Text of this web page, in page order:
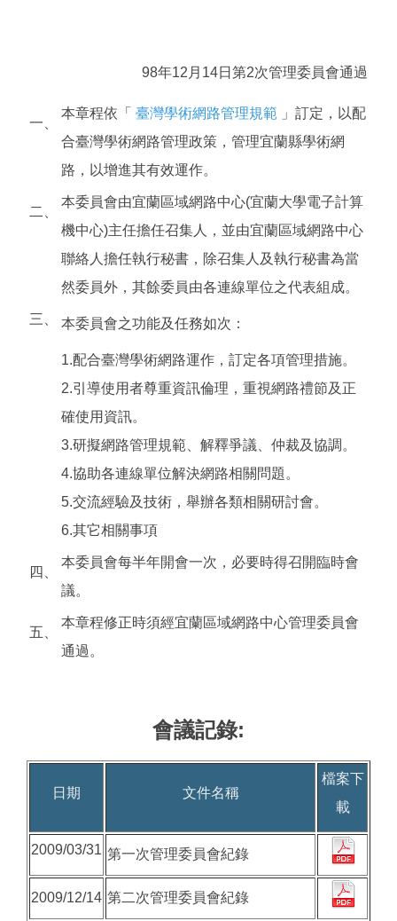
98年12月14日第2次管理委員會通過
一、
本章程依「 臺灣學術網路管理規範
」訂定，以配
合臺灣學術網路管理政策，管理宜蘭縣學術網
路，以增進其有效運作。
二、
本委員會由宜蘭區域網路中心(宜蘭大學電子計算
機中心)主任擔任召集人，並由宜蘭區域網路中心
聯絡人擔任執行秘書，除召集人及執行秘書為當
然委員外，其餘委員由各連線單位之代表組成。
三、 本委員會之功能及任務如次：
1.配合臺灣學術網路運作，訂定各項管理措施。
2.引導使用者尊重資訊倫理，重視網路禮節及正
確使用資訊。
3.研擬網路管理規範、解釋爭議、仲裁及協調。
4.協助各連線單位解決網路相關問題。
5.交流經驗及技術，舉辦各類相關研討會。
6.其它相關事項
四、
本委員會每半年開會一次，必要時得召開臨時會
議。
五、
本章程修正時須經宜蘭區域網路中心管理委員會
通過。
會議記錄:
日期 文件名稱
檔案下
載
2009/03/31 第一次管理委員會紀錄
2009/12/14 第二次管理委員會紀錄